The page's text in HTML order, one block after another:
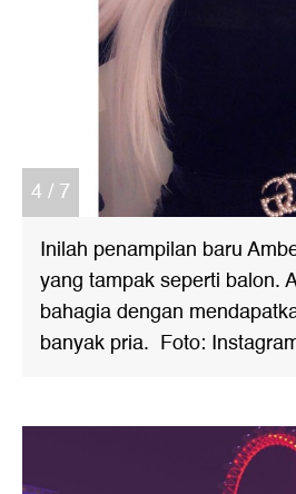
4 / 7
Inilah penampilan baru
yang tampak seperti balon.
bahagia dengan
banyak pria. Foto: